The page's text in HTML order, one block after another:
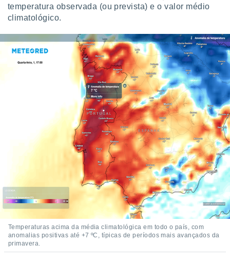
temperatura observada (ou prevista) e o valor médio
climatológico.
Temperaturas acima da média climatológica em todo o país, com
anomalias positivas até +7 ºC, típicas de períodos mais avançados da
primavera.